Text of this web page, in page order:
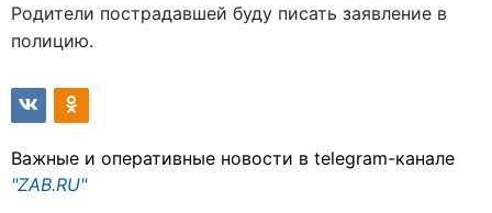
Родители пострадавшей буду писать заявление в
полицию.
Важные и оперативные новости в telegram-канале
"ZAB.RU"